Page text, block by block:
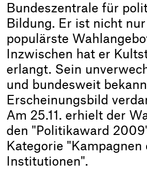
Bundeszentrale für
Bildung. Er ist nicht nur
populärste
Inzwischen hat er
erlangt. Sein
und bundesweit
Erscheinungsbild
Am 25.11. erhielt der
den "Politikaward
Kategorie
Institutionen".